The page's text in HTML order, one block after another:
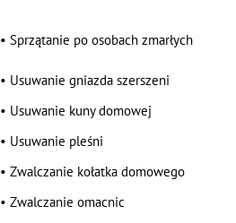
•Sprzątanie po osobach zmarłych
• Usuwanie gniazda szerszeni
• Usuwanie kuny domowej
• Usuwanie pleśni
•Zwalczanie kołatka domowego
•Zwalczanie omacnic